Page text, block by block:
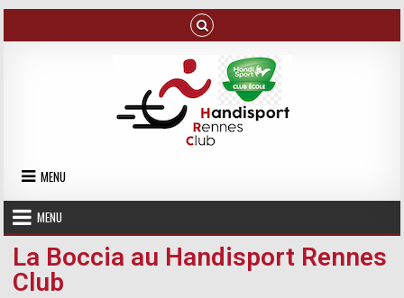
MENU
MENU
La Boccia au Handisport Rennes
Club